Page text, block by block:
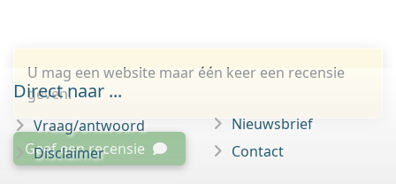
U mag een website maar één keer een recensie
geven.
Geef een recensie
Direct naar ...
Vraag/antwoord
Disclaimer
Nieuwsbrief
Contact